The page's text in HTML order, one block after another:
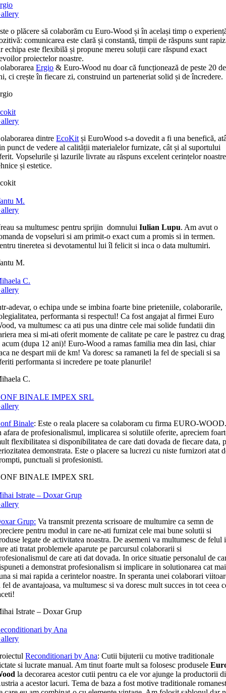
o plăcere să colaborăm cu Euro-Wood și în același timp o
comunicarea este clară și constantă, timpii de răspuns sunt
echipa este flexibilă și propune mereu soluții care răspund exact
proiectelor noastre.
Ergio & Euro-Wood nu doar că funcționează de peste 20 de
ci crește în fiecare zi, construind un parteneriat solid și de încredere.
dintreEcoKit și EuroWood s-a dovedit a fi una benefică,
punct de vedere al calității materialelor furnizate, cât și al suportului
Vopselurile și lazurile livrate au răspuns excelent cerințelor noastre
și estetice.
M.
sa multumesc pentru sprijin domnuluiIulian Lupu. Am avut o
de vopseluri si am primit-o exact cum a promis si in termen.
tineretea si devotamentul lui îl felicit si inca o data multumiri.
M.
C.
adevar, o echipa unde se imbina foarte bine prieteniile, colaborarile,
performanta si respectul! Ca fost angajat al firmei Euro
va multumesc ca ati pus una dintre cele mai solide fundatii din
mea si mi-ati oferit momente de calitate pe care le pastrez cu drag
acum (dupa 12 ani)! Euro-Wood a ramas familia mea din Iasi, chiar
ne despart mii de km! Va doresc sa ramaneti la fel de speciali si sa
performanta si incredere pe toate planurile!
C.
BINALE IMPEX SRL
Binale: Este o reala placere sa colaboram cu firma EURO-
afara de profesionalismul, implicarea si solutiile oferite, apreciem
flexibilitatea si disponibilitatea de care dati dovada de fiecare data,
demonstrata. Este o placere sa lucrezi cu niste furnizori atat
punctuali si profesionisti.
BINALE IMPEX SRL
Istrate – Doxar Grup
Grup: Va transmit prezenta scrisoare de multumire ca semn de
pentru modul in care ne-ati furnizat cele mai bune solutii si
legate de activitatea noastra. De asemeni va multumesc de felul
ati tratat problemele aparute pe parcursul colaborarii si
de care ati dat dovada. In orice situatie personalul de
a demonstrat profesionalism si implicare in solutionarea cat mai
si mai rapida a cerintelor noastre. In speranta unei colaborari
fel de avantajoasa, va multumesc si va doresc mult succes in tot ceea
Istrate – Doxar Grup
by Ana
Reconditionari by Ana: Cutii bijuterii cu motive traditionale
si lucrate manual. Am tinut foarte mult sa folosesc produsele
la decorarea acestor cutii pentru ca ele vor ajunge la productorii
a acestor lacuri. Tema de baza a fost motive traditionale